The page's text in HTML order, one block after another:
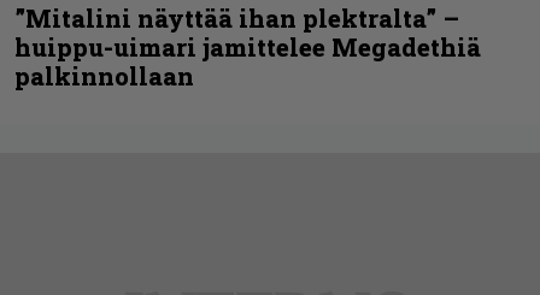
”Mitalini näyttää ihan plektralta” –
huippu-uimari jamittelee Megadethiä
palkinnollaan